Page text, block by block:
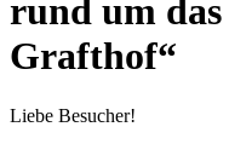
rund um
Grafthof“
Liebe Besucher!